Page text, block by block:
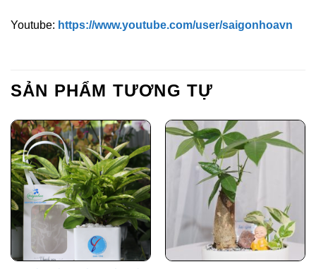
Youtube: https://www.youtube.com/user/saigonhoavn
SẢN PHẨM TƯƠNG TỰ